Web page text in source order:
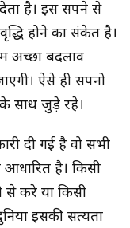
है। इस सपने से
होने का संकेत है।
अच्छा बदलाव
ऐसे ही सपनो
साथ जुड़े रहे।
दी गई है वो सभी
है। किसी
से करे या किसी
इसकी सत्यता